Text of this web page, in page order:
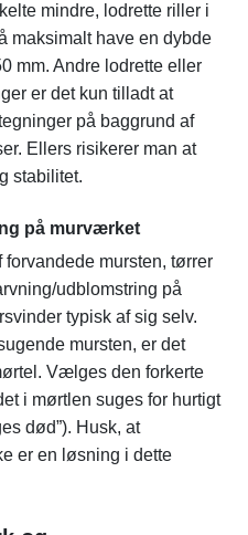
mindre, lodrette riller i
maksimalt have en dybde
mm. Andre lodrette eller
er det kun tilladt at
på baggrund af
Ellers risikerer man at
stabilitet.
på murværket
mursten, tørrer
udblomstring på
typisk af sig selv.
mursten, er det
Vælges den forkerte
i mørtlen suges for hurtigt
død”). Husk, at
er en løsning i dette